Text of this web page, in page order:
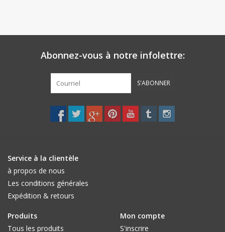
Abonnez-vous à notre infolettre:
S'ABONNER
Service à la clientèle
à propos de nous
Les conditions générales
Expédition & retours
Produits
Tous les produits
Mon compte
S'inscrire